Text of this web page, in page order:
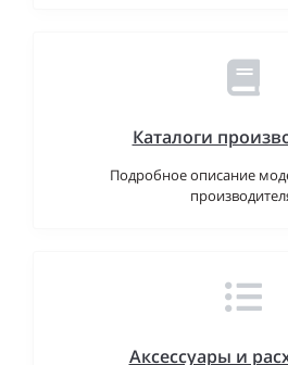
Каталоги
Подробное описание
Аксессуары и